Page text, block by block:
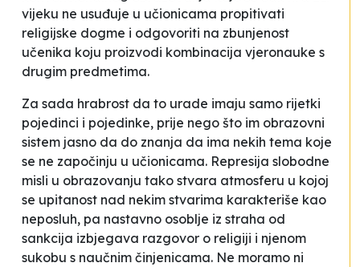
vijeku ne usuđuje u učionicama propitivati
religijske dogme i odgovoriti na zbunjenost
učenika koju proizvodi kombinacija vjeronauke s
drugim predmetima.
Za sada hrabrost da to urade imaju samo rijetki
pojedinci i pojedinke, prije nego što im obrazovni
sistem jasno da do znanja da ima nekih tema koje
se ne započinju u učionicama. Represija slobodne
misli u obrazovanju tako stvara atmosferu u kojoj
se upitanost nad nekim stvarima karakteriše kao
neposluh, pa nastavno osoblje iz straha od
sankcija izbjegava razgovor o religiji i njenom
sukobu s naučnim činjenicama. Ne moramo ni